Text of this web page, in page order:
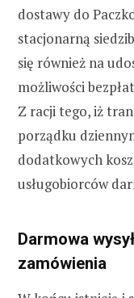
dostawy do
stacjonarną
się również na
możliwości
Z racji tego, iż
porządku
dodatkowych
usługobiorców
Darmowa
zamówienia